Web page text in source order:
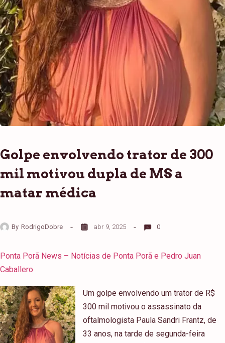
Golpe envolvendo trator de 300
mil motivou dupla de MS a
matar médica
By RodrigoDobre abr 9, 2025 0
Ponta Porã News – Notícias de Ponta Porã e Pedro Juan
Caballero
Um golpe envolvendo um trator de R$
300 mil motivou o assassinato da
oftalmologista Paula Sandri Frantz, de
33 anos, na tarde de segunda-feira